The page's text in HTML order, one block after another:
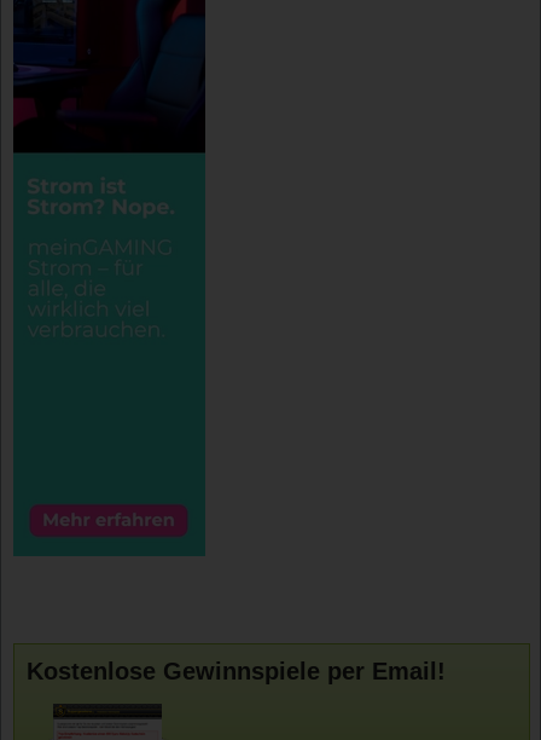
Kostenlose Gewinnspiele per Email!